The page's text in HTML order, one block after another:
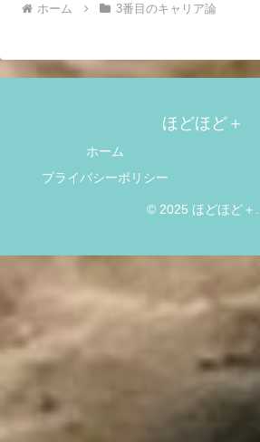
ホーム 3番目のキャリア論
ほどほど＋
ホーム
プライバシーポリシー
© 2025 ほどほど＋.